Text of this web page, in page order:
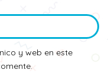
y web en este